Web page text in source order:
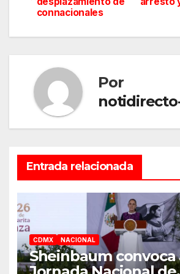
de
entradas
connacionales
Por
Entrada relacionada
CDMX NACIONAL
Sheinbaum convoca